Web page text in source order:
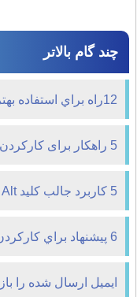
چند گام بالاتر
12راه براي استفاده بهتر از فايرفاکس
5 راهکار برای کارکردن با اینترنت کم سرعت!
5 کاربرد جالب کلید Alt
6 پيشنهاد براي کارکردن با اينترنت کم سرعت!
ایمیل ارسال شده را